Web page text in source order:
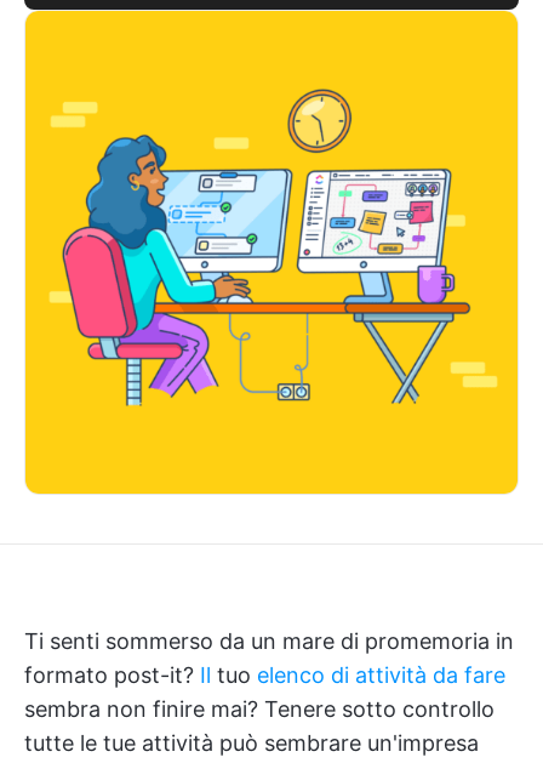
Ti senti sommerso da un mare di promemoria in
formato post-it? Il tuo elenco di attività da fare
sembra non finire mai? Tenere sotto controllo
tutte le tue attività può sembrare un'impresa